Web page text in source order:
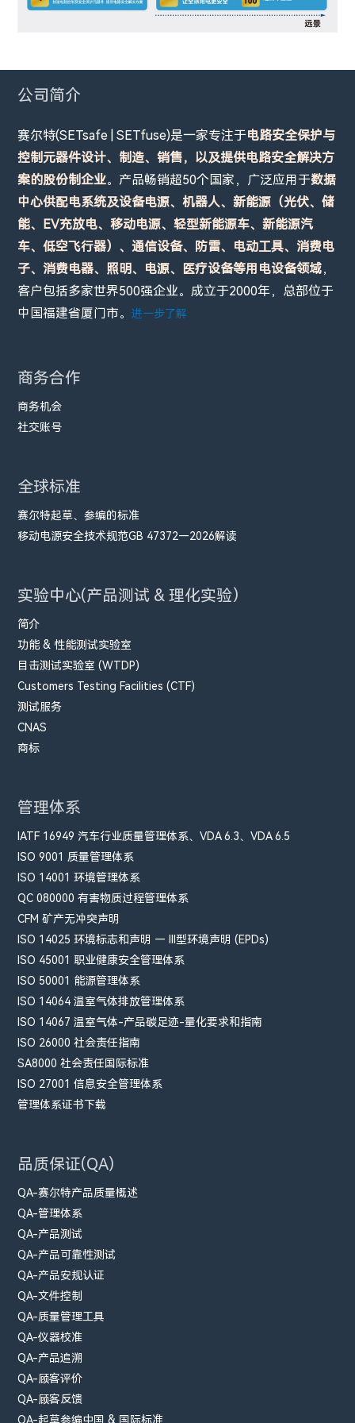
公司简介
赛尔特(SETsafe | SETfuse)是一家专注于电路安全保护与
控制元器件设计、制造、销售，以及提供电路安全解决方
案的股份制企业。产品畅销超50个国家，广泛应用于数据
中心供配电系统及设备电源、机器人、新能源（光伏、储
能、EV充放电、移动电源、轻型新能源车、新能源汽
车、低空飞行器）、通信设备、防雷、电动工具、消费电
子、消费电器、照明、电源、医疗设备等用电设备领域，
客户包括多家世界500强企业。成立于2000年，总部位于
中国福建省厦门市。进一步了解
商务合作
商务机会
社交账号
全球标准
赛尔特起草、参编的标准
移动电源安全技术规范GB 47372—2026解读
实验中心(产品测试 & 理化实验）
简介
功能 & 性能测试实验室
目击测试实验室 (WTDP)
Customers Testing Facilities (CTF)
测试服务
CNAS
商标
管理体系
IATF 16949 汽车行业质量管理体系、VDA 6.3、VDA 6.5
ISO 9001 质量管理体系
ISO 14001 环境管理体系
QC 080000 有害物质过程管理体系
CFM​ 矿产无冲突声明
ISO 14025 环境标志和声明 — III型环境声明 (EPDs)
ISO 45001 职业健康安全管理体系
ISO 50001 能源管理体系
ISO 14064 温室气体排放管理体系
ISO 14067 温室气体-产品碳足迹-量化要求和指南
ISO 26000 社会责任指南
SA8000 社会责任国际标准
ISO 27001 信息安全管理体系
管理体系证书下载
品质保证(QA)
QA-赛尔特产品质量概述
QA-管理体系
QA-产品测试
QA-产品可靠性测试
QA-产品安规认证
QA-文件控制
QA-质量管理工具
QA-仪器校准
QA-产品追溯
QA-顾客评价
QA-顾客反馈
QA-起草参编中国 & 国际标准